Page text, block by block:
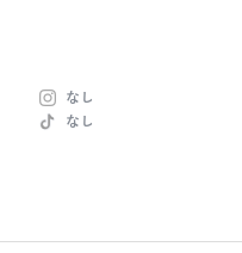
なし
なし